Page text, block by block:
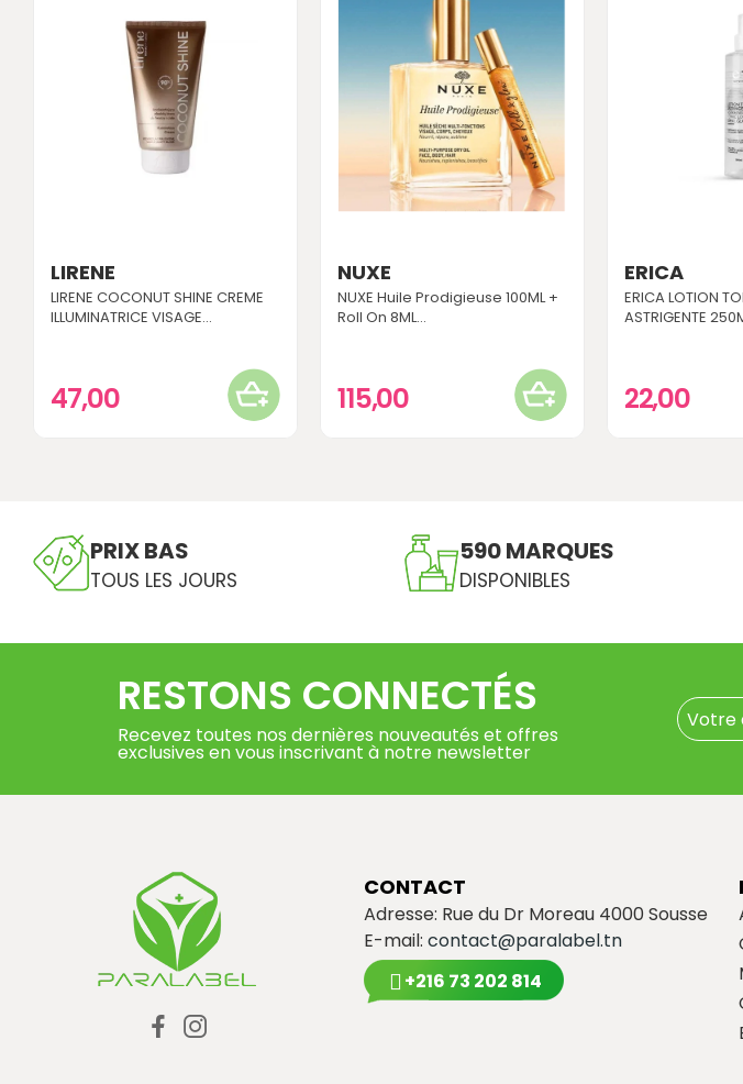
LIRENE
LIRENE COCONUT SHINE CREME
ILLUMINATRICE VISAGE...
47,00
NUXE
NUXE Huile Prodigieuse 100ML +
Roll On 8ML...
115,00
ERICA
ERICA LOTION
ASTRIGENTE
22,00
PRIX BAS
TOUS LES JOURS
590 MARQUES
DISPONIBLES
RESTONS CONNECTÉS
Recevez toutes nos dernières nouveautés et offres
exclusives en vous inscrivant à notre newsletter
CONTACT
Adresse: Rue du Dr Moreau 4000 Sousse
E-mail: contact@paralabel.tn
+216 73 202 814